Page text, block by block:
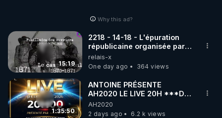
Why this ad?
15:19
2218 - 14-18 - L'épuration
républicaine organisée par
les frères de la truelle
relais-x
One day ago
364 views
1:35:50
ANTOINE PRÉSENTE
AH2020 LE LIVE 20H ***DU
06/08/2026***
AH2020
2 days ago
6.2 k views